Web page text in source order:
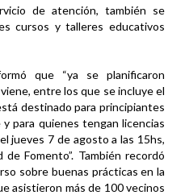
de atención, también se
cursos y talleres educativos
que “ya se planificaron
entre los que se incluye el
destinado para principiantes
para quienes tengan licencias
jueves 7 de agosto a las 15hs,
Fomento”. También recordó
sobre buenas prácticas en la
asistieron más de 100 vecinos